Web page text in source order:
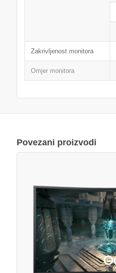
Zakrivljenost monitora
Omjer monitora
Povezani proizvodi